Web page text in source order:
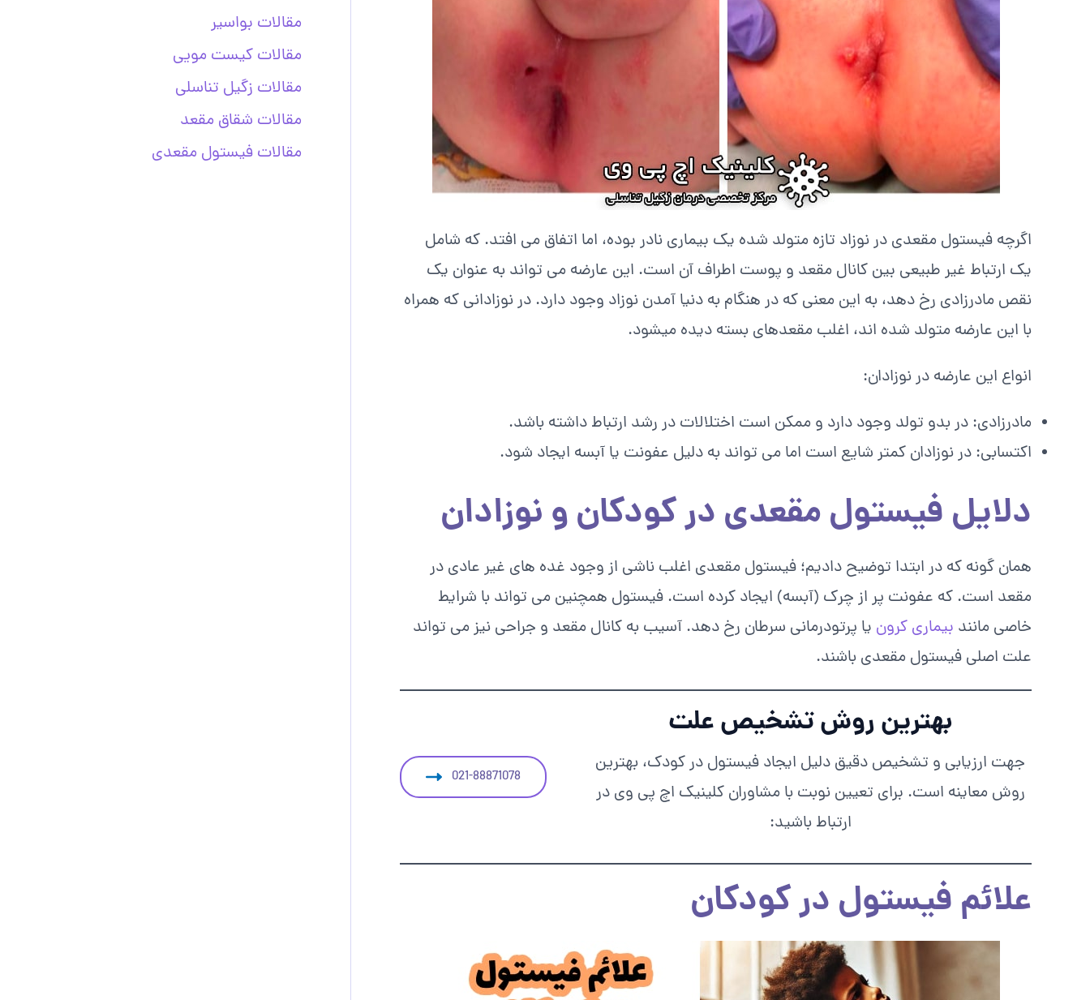
اگرچه فیستول مقعدی در نوزاد تازه متولد شده یک بیماری نادر بوده، اما اتفاق می افتد. که شامل
یک ارتباط غیر طبیعی بین کانال مقعد و پوست اطراف آن است. این عارضه می تواند به عنوان یک
نقص مادرزادی رخ دهد، به این معنی که در هنگام به دنیا آمدن نوزاد وجود دارد. در نوزادانی که همراه
با این عارضه متولد شده اند، اغلب مقعدهای بسته دیده میشود.
انواع این عارضه در نوزادان:
مادرزادی: در بدو تولد وجود دارد و ممکن است اختلالات در رشد ارتباط داشته باشد.
اکتسابی: در نوزادان کمتر شایع است اما می تواند به دلیل عفونت یا آبسه ایجاد شود.
دلایل فیستول مقعدی در کودکان و نوزادان
همان گونه که در ابتدا توضیح دادیم؛ فیستول مقعدی اغلب ناشی از وجود غده های غیر عادی در
مقعد است. که عفونت پر از چرک (آبسه) ایجاد کرده است. فیستول همچنین می تواند با شرایط
خاصی مانند بیماری کرون یا پرتودرمانی سرطان رخ دهد. آسیب به کانال مقعد و جراحی نیز می تواند
علت اصلی فیستول مقعدی باشند.
بهترین روش تشخیص علت
جهت ارزیابی و تشخیص دقیق دلیل ایجاد فیستول در کودک، بهترین
روش معاینه است. برای تعیین نوبت با مشاوران کلینیک اچ پی وی در
ارتباط باشید:
021-88871078
علائم فیستول در کودکان
مقالات بواسیر
مقالات کیست مویی
مقالات زگیل تناسلی
مقالات شقاق مقعد
مقالات فیستول مقعدی